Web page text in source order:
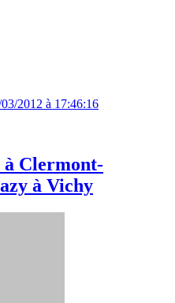
2012 à 17:46:16
Clermont-
à Vichy